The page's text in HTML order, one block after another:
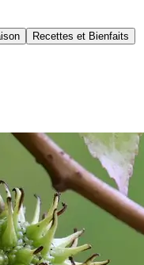
Recettes et Bienfaits